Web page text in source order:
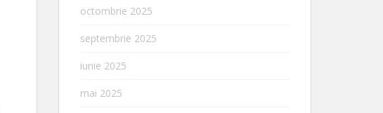
octombrie 2025
septembrie 2025
iunie 2025
mai 2025